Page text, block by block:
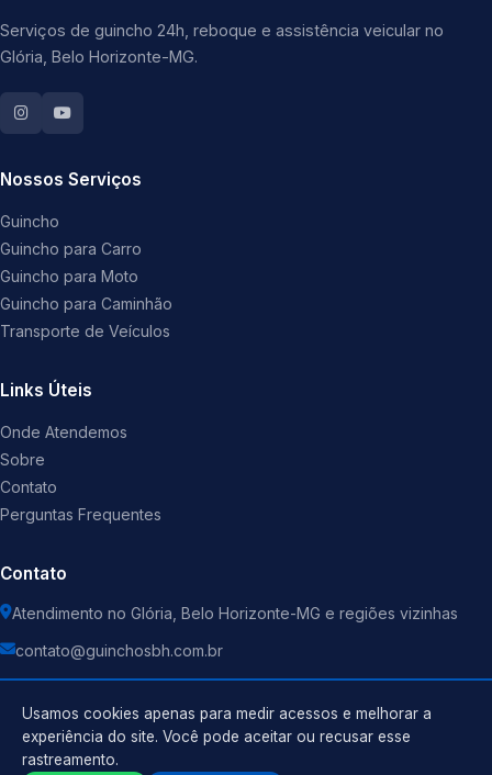
Serviços de guincho 24h, reboque e assistência veicular no
Glória, Belo Horizonte-MG.
Nossos Serviços
Guincho
Guincho para Carro
Guincho para Moto
Guincho para Caminhão
Transporte de Veículos
Links Úteis
Onde Atendemos
Sobre
Contato
Perguntas Frequentes
Contato
Atendimento no Glória, Belo Horizonte-MG e regiões vizinhas
contato@guinchosbh.com.br
Usamos cookies apenas para medir acessos e melhorar a
experiência do site. Você pode aceitar ou recusar esse
rastreamento.